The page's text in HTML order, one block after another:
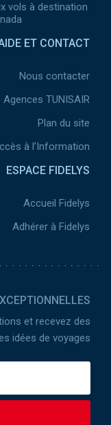
vols à destination
ET CONTACT
Nous contacter
Agences TUNISAIR
Plan du site
à l’Information
ESPACE FIDELYS
Accueil Fidelys
Adhérer à Fidelys
et recevez des
idées de voyages.